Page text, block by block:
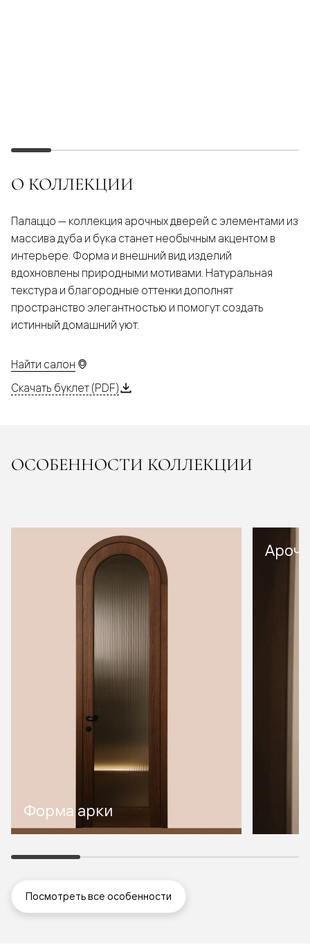
О КОЛЛЕКЦИИ
Палаццо — коллекция арочных дверей с элементами из
массива дуба и бука станет необычным акцентом в
интерьере. Форма и внешний вид изделий
вдохновлены природными мотивами. Натуральная
текстура и благородные оттенки дополнят
пространство элегантностью и помогут создать
истинный домашний уют.
Найти салон
Скачать буклет (PDF)
ОСОБЕННОСТИ КОЛЛЕКЦИИ
Форма арки
Посмотреть все особенности